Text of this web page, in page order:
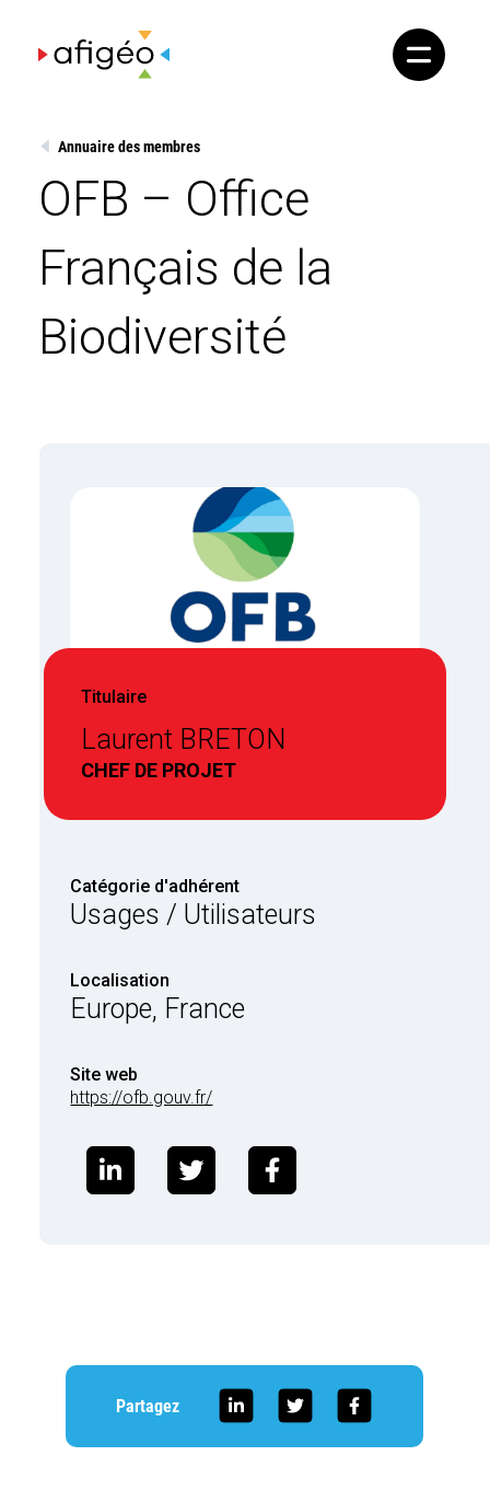
content
Annuaire des membres
OFB – Office
Français de la
Biodiversité
Titulaire
Laurent BRETON
CHEF DE PROJET
Catégorie d'adhérent
Usages / Utilisateurs
Localisation
Europe, France
Site web
https://ofb.gouv.fr/
Partagez